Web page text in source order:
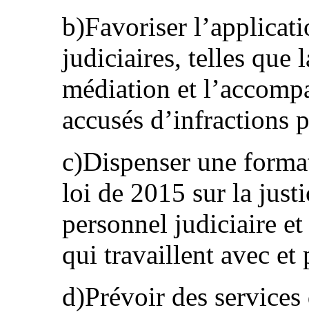
b)Favoriser
judiciaires, telles que
médiation et
accusés d’infractions
c)Dispenser une
loi de 2015 sur la
personnel judiciaire
qui travaillent avec et
d)Prévoir des